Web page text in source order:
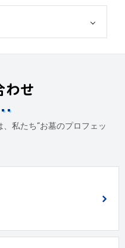
わせ
私たち“お墓のプロフェッ